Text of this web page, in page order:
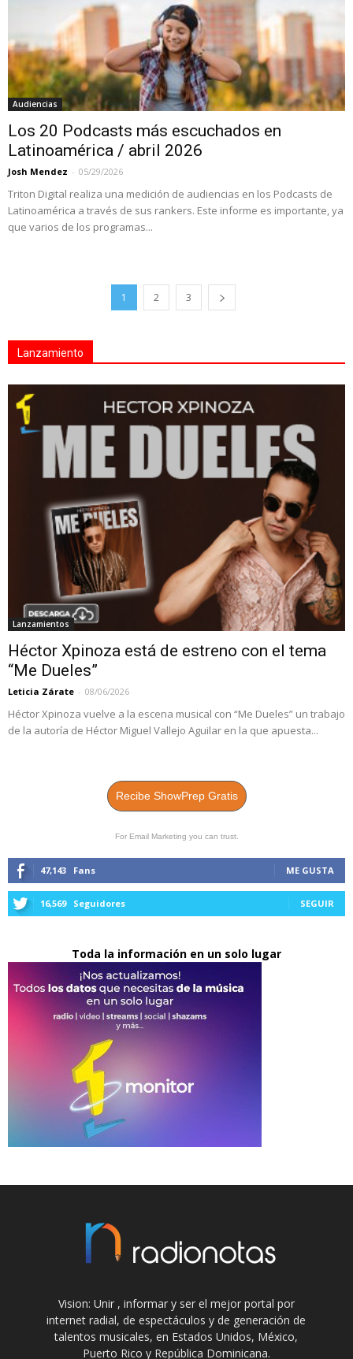
Audiencias
Los 20 Podcasts más escuchados en
Latinoamérica / abril 2026
Josh Mendez - 05/29/2026
Triton Digital realiza una medición de audiencias en los Podcasts de
Latinoamérica a través de sus rankers. Este informe es importante, ya
que varios de los programas...
1 2 3
Lanzamiento
Lanzamientos
Héctor Xpinoza está de estreno con el tema
“Me Dueles”
Leticia Zárate - 08/06/2026
Héctor Xpinoza vuelve a la escena musical con “Me Dueles” un trabajo
de la autoría de Héctor Miguel Vallejo Aguilar en la que apuesta...
Recibe ShowPrep Gratis
For Email Marketing you can trust.
47,143 Fans ME GUSTA
16,569 Seguidores SEGUIR
Toda la información en un solo lugar
Vision: Unir , informar y ser el mejor portal por
internet radial, de espectáculos y de generación de
talentos musicales, en Estados Unidos, México,
Puerto Rico y República Dominicana.